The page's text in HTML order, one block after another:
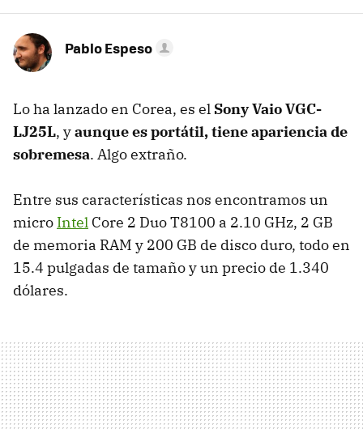
Pablo Espeso
Lo ha lanzado en Corea, es el Sony Vaio VGC-
LJ25L, yaunque es portátil, tiene apariencia de
sobremesa. Algo extraño.
Entre sus características nos encontramos un
micro Intel Core 2 Duo T8100 a 2.10 GHz, 2 GB
de memoria RAM y 200 GB de disco duro, todo en
15.4 pulgadas de tamaño y un precio de 1.340
dólares.